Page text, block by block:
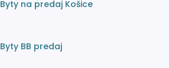
Byty na predaj Košice
Byty BB predaj